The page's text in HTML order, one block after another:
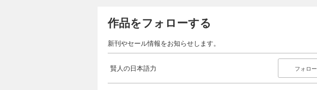
作品をフォローする
新刊やセール情報をお知らせします。
賢人の日本語力 フォロー